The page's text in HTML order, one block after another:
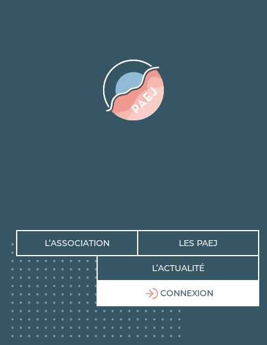
L’ASSOCIATION LES PAEJ
L’ACTUALITÉ
CONNEXION